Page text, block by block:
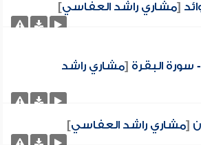
[مشاري راشد العفاسي]
البقرة [مشاري راشد
[مشاري راشد العفاسي]